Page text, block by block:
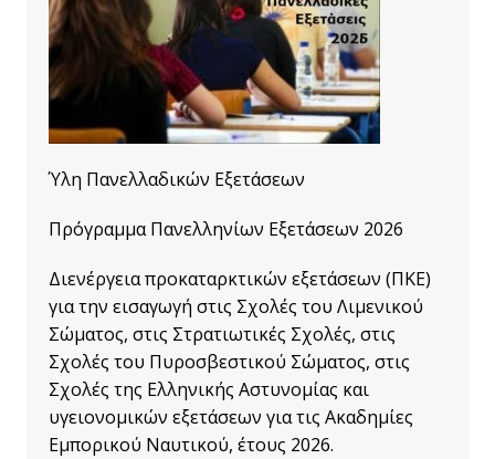
Ύλη Πανελλαδικών Εξετάσεων
Πρόγραμμα Πανελληνίων Εξετάσεων 2026
Διενέργεια προκαταρκτικών εξετάσεων (ΠΚΕ)
για την εισαγωγή στις Σχολές του Λιμενικού
Σώματος, στις Στρατιωτικές Σχολές, στις
Σχολές του Πυροσβεστικού Σώματος, στις
Σχολές της Ελληνικής Αστυνομίας και
υγειονομικών εξετάσεων για τις Ακαδημίες
Εμπορικού Ναυτικού, έτους 2026.